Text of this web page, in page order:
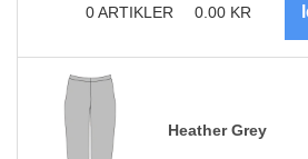
0ARTIKLER 0.00 KR
Heather Grey